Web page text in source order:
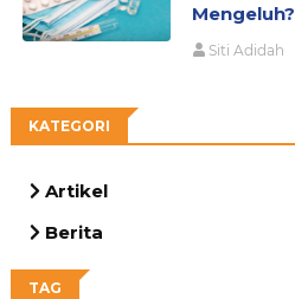
Mengeluh?
Siti Adidah
KATEGORI
Artikel
Berita
TAG